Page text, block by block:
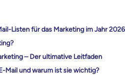
Listen für das Marketing im Jahr 2026
– Der ultimative Leitfaden
Mail und warum ist sie wichtig?